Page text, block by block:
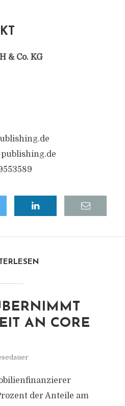
& Co. KG
AN CORE
der Anteile am